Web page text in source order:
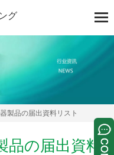
グ
製品の届出資料リスト
品の届出資料